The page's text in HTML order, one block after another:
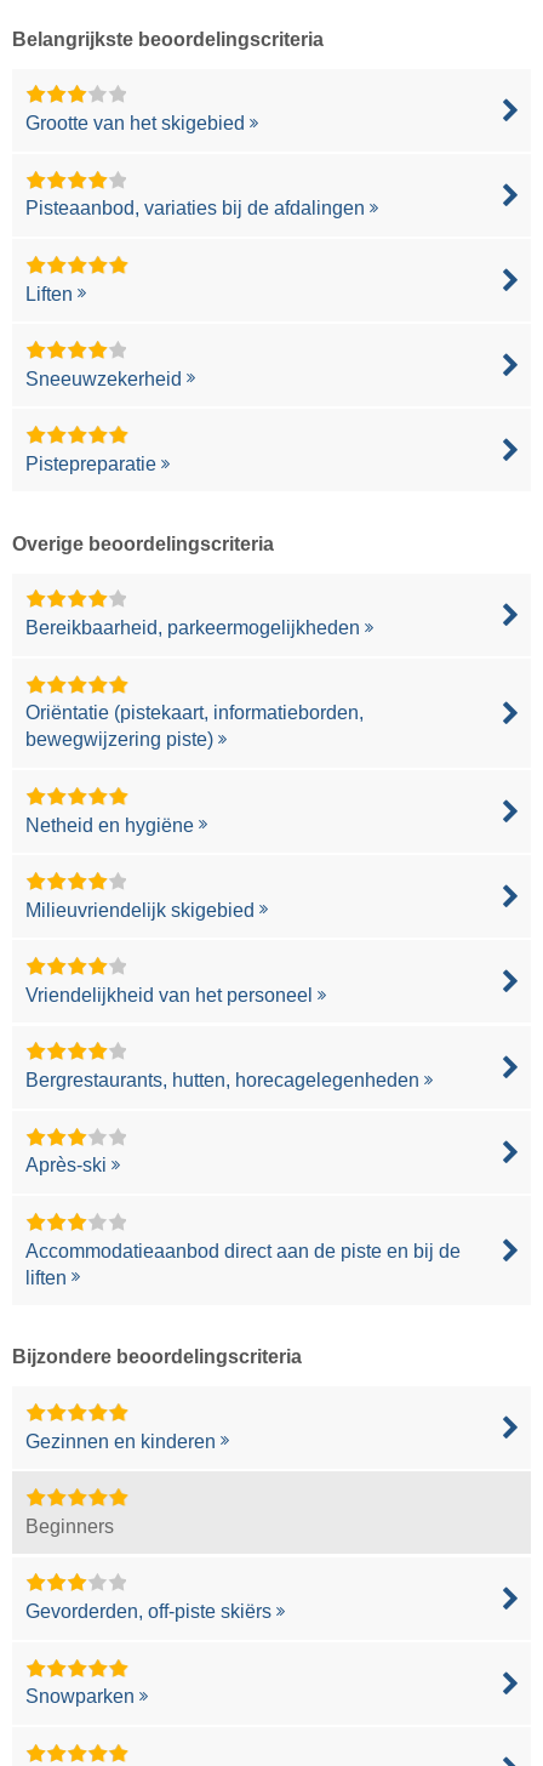
Belangrijkste beoordelingscriteria
Grootte van het skigebied
Pisteaanbod, variaties bij de afdalingen
Liften
Sneeuwzekerheid
Pistepreparatie
Overige beoordelingscriteria
Bereikbaarheid, parkeermogelijkheden
Oriëntatie (pistekaart, informatieborden,
bewegwijzering piste)
Netheid en hygiëne
Milieuvriendelijk skigebied
Vriendelijkheid van het personeel
Bergrestaurants, hutten, horecagelegenheden
Après-ski
Accommodatieaanbod direct aan de piste en bij de
liften
Bijzondere beoordelingscriteria
Gezinnen en kinderen
Beginners
Gevorderden, off-piste skiërs
Snowparken